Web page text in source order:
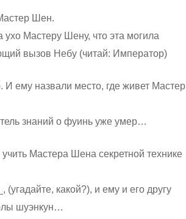
Шен.
ухо Мастеру Шену, что эта могила
вызов Небу (читай: Император)
ему назвали место, где живет Мастер
знаний о фуинь уже умер…
Мастера Шена секретной технике
какой?), и ему и его другу
шуэнкун…